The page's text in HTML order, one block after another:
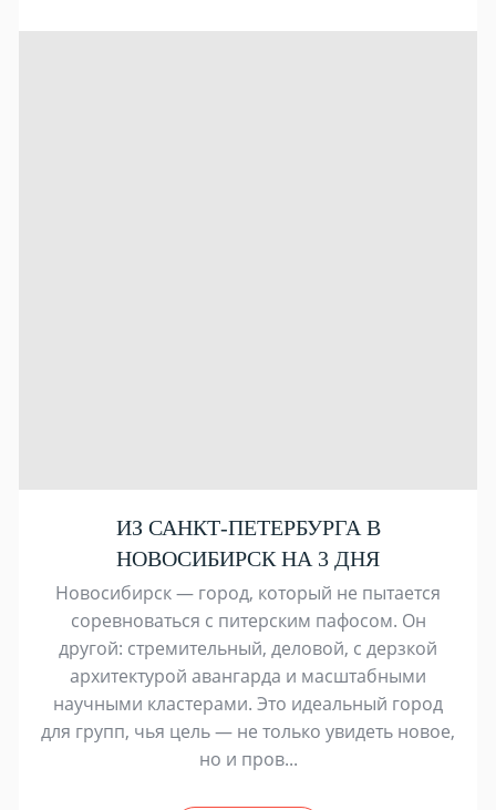
ИЗ САНКТ-ПЕТЕРБУРГА В
НОВОСИБИРСК НА 3 ДНЯ
Новосибирск — город, который не пытается
соревноваться с питерским пафосом. Он
другой: стремительный, деловой, с дерзкой
архитектурой авангарда и масштабными
научными кластерами. Это идеальный город
для групп, чья цель — не только увидеть новое,
но и пров...